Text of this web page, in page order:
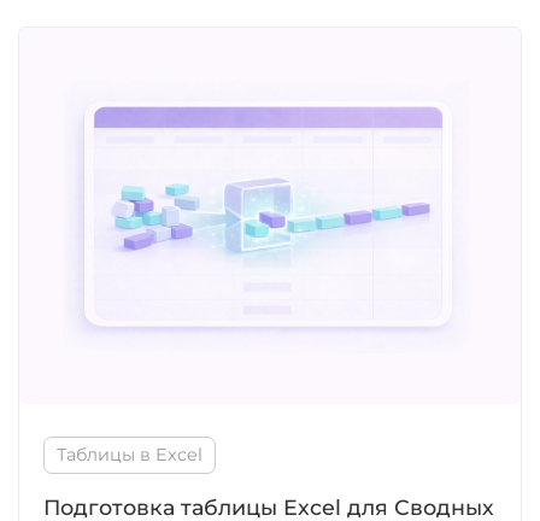
Таблицы в Excel
Подготовка таблицы Excel для Сводных